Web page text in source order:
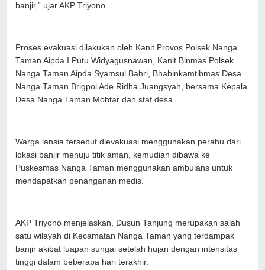
banjir,” ujar AKP Triyono.
Proses evakuasi dilakukan oleh Kanit Provos Polsek Nanga
Taman Aipda I Putu Widyagusnawan, Kanit Binmas Polsek
Nanga Taman Aipda Syamsul Bahri, Bhabinkamtibmas Desa
Nanga Taman Brigpol Ade Ridha Juangsyah, bersama Kepala
Desa Nanga Taman Mohtar dan staf desa.
Warga lansia tersebut dievakuasi menggunakan perahu dari
lokasi banjir menuju titik aman, kemudian dibawa ke
Puskesmas Nanga Taman menggunakan ambulans untuk
mendapatkan penanganan medis.
AKP Triyono menjelaskan, Dusun Tanjung merupakan salah
satu wilayah di Kecamatan Nanga Taman yang terdampak
banjir akibat luapan sungai setelah hujan dengan intensitas
tinggi dalam beberapa hari terakhir.